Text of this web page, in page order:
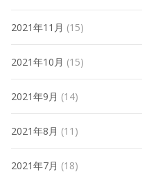
2021年11月 (15)
2021年10月 (15)
2021年9月 (14)
2021年8月 (11)
2021年7月 (18)